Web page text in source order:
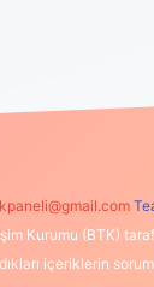
Kurumu (BTK)
içeriklerin